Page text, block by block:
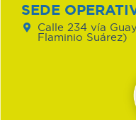
SEDE
Calle 234 vía
Flaminio Suárez)